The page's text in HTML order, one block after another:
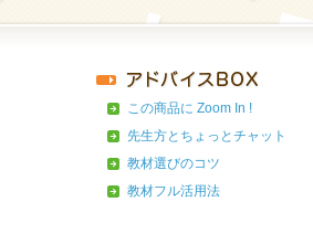
この商品に Zoom In !
先生方とちょっとチャット
教材選びのコツ
教材フル活用法